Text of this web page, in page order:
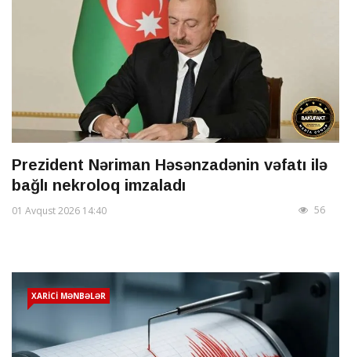
Prezident Nəriman Həsənzadənin vəfatı ilə
bağlı nekroloq imzaladı
01 Avqust 2026 14:40 56
XARİCİ MƏNBƏLƏR